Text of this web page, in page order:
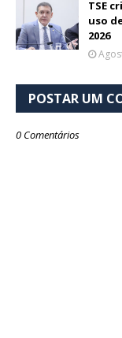
TSE
uso
2026
POSTAR UM
0 Comentários